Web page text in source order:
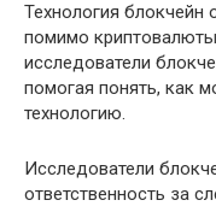
Технология
помимо
исследователи
помогая понять, как
технологию.
Исследователи
ответственность за